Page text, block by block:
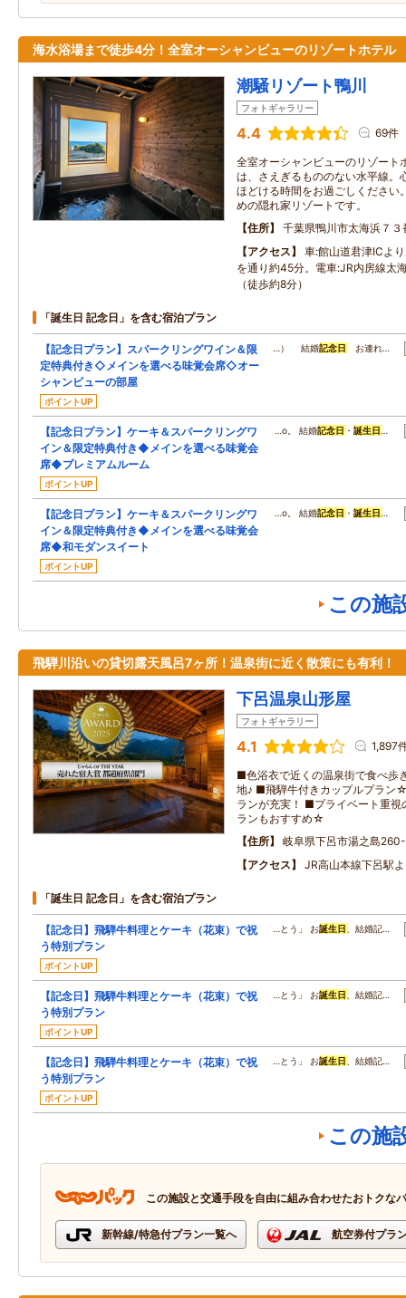
海水浴場まで徒歩4分！全室オーシャンビューのリゾートホテル
潮騒リゾート鴨川
フォトギャラリー
4.4 69件
全室オーシャンビューのリゾート
は、さえぎるもののない水平線。
ほどける時間をお過ごしください
めの隠れ家リゾートです。
住所
千葉県鴨川市太海浜７３
アクセス
車:館山道君津ICよ
を通り約45分。電車:JR内房線太
（徒歩約8分）
「誕生日 記念日」を含む宿泊プラン
【記念日プラン】スパークリングワイン＆限
定特典付き◇メインを選べる味覚会席◇オー
シャンビューの部屋
ポイントUP
…） 結婚記念日 お連れ…
【記念日プラン】ケーキ＆スパークリングワ
イン＆限定特典付き◆メインを選べる味覚会
席◆プレミアムルーム
ポイントUP
…o。 結婚記念日 ・誕生日 …
【記念日プラン】ケーキ＆スパークリングワ
イン＆限定特典付き◆メインを選べる味覚会
席◆和モダンスイート
ポイントUP
…o。 結婚記念日 ・誕生日 …
この施
飛騨川沿いの貸切露天風呂7ヶ所！温泉街に近く散策にも有利！
下呂温泉山形屋
フォトギャラリー
4.1 1,897
■色浴衣で近くの温泉街で食べ歩
地♪ ■飛騨牛付きカップルプラン
ランが充実！ ■プライベート重視
ランもおすすめ☆
住所
岐阜県下呂市湯之島
アクセス
JR高山本線下呂駅
「誕生日 記念日」を含む宿泊プラン
【記念日】飛騨牛料理とケーキ（花束）で祝
う特別プラン
ポイントUP
…とう」 お誕生日 、結婚記…
【記念日】飛騨牛料理とケーキ（花束）で祝
う特別プラン
ポイントUP
…とう」 お誕生日 、結婚記…
【記念日】飛騨牛料理とケーキ（花束）で祝
う特別プラン
ポイントUP
…とう」 お誕生日 、結婚記…
この施
この施設と交通手段を自由に組み合わせたおトクな
新幹線/特急付プラン一覧へ 航空券付プラ